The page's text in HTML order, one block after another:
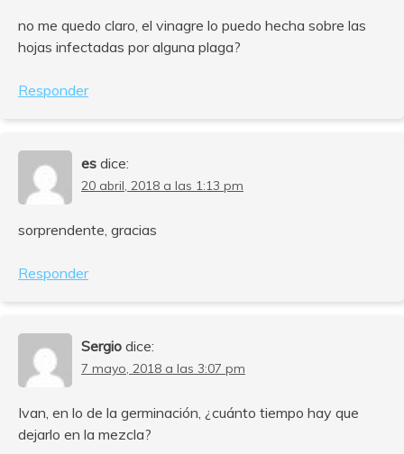
no me quedo claro, el vinagre lo puedo hecha sobre las
hojas infectadas por alguna plaga?
Responder
es dice:
20 abril, 2018 a las 1:13 pm
sorprendente, gracias
Responder
Sergio dice:
7 mayo, 2018 a las 3:07 pm
Ivan, en lo de la germinación, ¿cuánto tiempo hay que
dejarlo en la mezcla?